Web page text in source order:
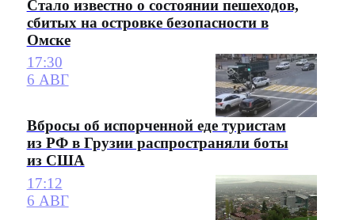
Стало известно о состоянии пешеходов,
сбитых на островке безопасности в
Омске
17:30
6 АВГ
Вбросы об испорченной еде туристам
из РФ в Грузии распространяли боты
из США
17:12
6 АВГ